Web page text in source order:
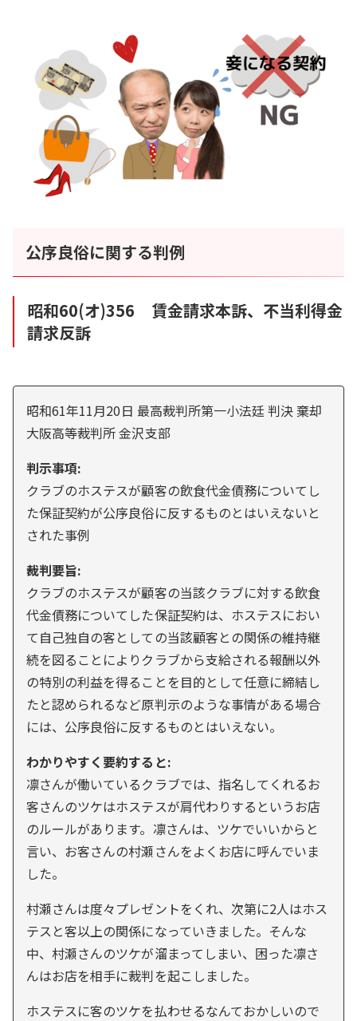
公序良俗に関する判例
昭和60(オ)356 賃金請求本訴、不当利得金
請求反訴
昭和61年11月20日 最高裁判所第一小法廷 判決 棄却
大阪高等裁判所 金沢支部
判示事項:
クラブのホステスが顧客の飲食代金債務についてし
た保証契約が公序良俗に反するものとはいえないと
された事例
裁判要旨:
クラブのホステスが顧客の当該クラブに対する飲食
代金債務についてした保証契約は、ホステスにおい
て自己独自の客としての当該顧客との関係の維持継
続を図ることによりクラブから支給される報酬以外
の特別の利益を得ることを目的として任意に締結し
たと認められるなど原判示のような事情がある場合
には、公序良俗に反するものとはいえない。
わかりやすく要約すると:
凛さんが働いているクラブでは、指名してくれるお
客さんのツケはホステスが肩代わりするというお店
のルールがあります。凛さんは、ツケでいいからと
言い、お客さんの村瀬さんをよくお店に呼んでいま
した。
村瀬さんは度々プレゼントをくれ、次第に2人はホス
テスと客以上の関係になっていきました。そんな
中、村瀬さんのツケが溜まってしまい、困った凛さ
んはお店を相手に裁判を起こしました。
ホステスに客のツケを払わせるなんておかしいので